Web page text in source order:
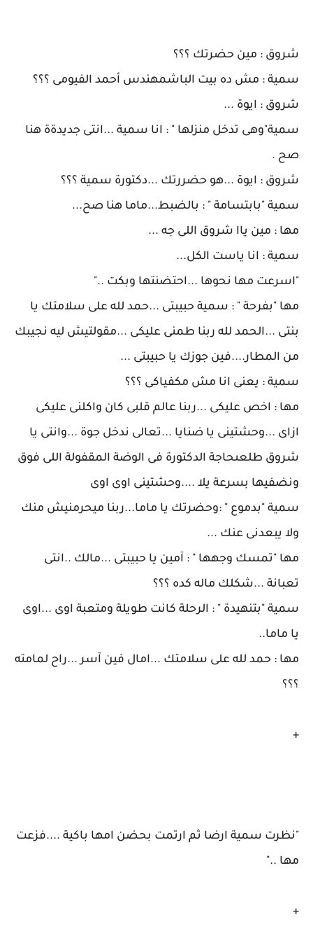
شروق : مين حضرتك ؟؟؟
سمية : مش ده بيت الباشمهندس أحمد الفيومى ؟؟؟
شروق : ايوة ...
سمية"وهى تدخل منزلها " : انا سمية ...انتى جديدةة هنا
صح .
شروق : ايوة ...هو حضررتك ...دكتورة سمية ؟؟؟
سمية "بابتسامة " : بالضبط...ماما هنا صح...
مها : مين ياا شروق اللى جه ...
سمية : انا ياست الكل...
"اسرعت مها نحوها ...احتضنتها وبكت .."
مها "بفرحة " : سمية حبيبتى ...حمد لله على سلامتك يا
بنتى ...الحمد لله ربنا طمنى عليكى ...مقولتيش ليه نجيبك
من المطار....فين جوزك يا حبيبتى ...
سمية : يعنى انا مش مكفياكى ؟؟؟
مها : اخص عليكى ...ربنا عالم قلبى كان واكلنى عليكى
ازاى ...وحشتينى يا ضنايا ...تعالى ندخل جوة ...وانتى يا
شروق طلعىحاجة الدكتورة فى الوضة المقفولة اللى فوق
ونضفيها بسرعة يلا ....وحشتينى اوى اوى
سمية "بدموع " :وحضرتك يا ماما...ربنا ميحرمنيش منك
ولا يبعدنى عنك ...
مها "تمسك وجهها " : آمين يا حبيبتى ...مالك ..انتى
تعبانة ...شكلك ماله كده ؟؟؟
سمية "بتنهيدة " : الرحلة كانت طويلة ومتعبة اوى ...اوى
يا ماما..
مها : حمد لله على سلامتك ...امال فين آسر ...راح لمامته
؟؟؟
+
"نظرت سمية ارضا ثم ارتمت بحضن امها باكية ....فزعت
مها .."
+